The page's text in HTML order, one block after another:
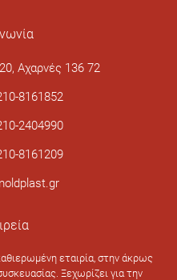
Αχαρνές 136 72
8161852
2404990
8161209
εταιρία, στην άκρως
Ξεχωρίζει για την